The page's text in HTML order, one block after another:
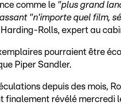
comme le "plus grand
"n'importe quel film,
Harding-Rolls, expert au
pourraient être
Piper Sandler.
depuis des mois,
finalement révélé mercredi